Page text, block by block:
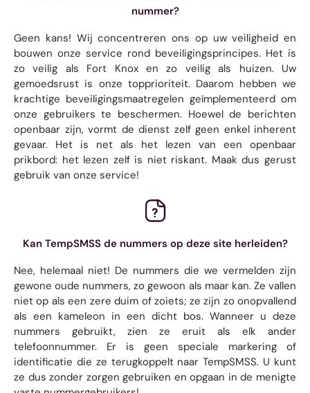
nummer?
Geen kans! Wij concentreren ons op uw veiligheid en
bouwen onze service rond beveiligingsprincipes. Het is
zo veilig als Fort Knox en zo veilig als huizen. Uw
gemoedsrust is onze topprioriteit. Daarom hebben we
krachtige beveiligingsmaatregelen geïmplementeerd om
onze gebruikers te beschermen. Hoewel de berichten
openbaar zijn, vormt de dienst zelf geen enkel inherent
gevaar. Het is net als het lezen van een openbaar
prikbord: het lezen zelf is niet riskant. Maak dus gerust
gebruik van onze service!
Kan TempSMSS de nummers op deze site herleiden?
Nee, helemaal niet! De nummers die we vermelden zijn
gewone oude nummers, zo gewoon als maar kan. Ze vallen
niet op als een zere duim of zoiets; ze zijn zo onopvallend
als een kameleon in een dicht bos. Wanneer u deze
nummers gebruikt, zien ze eruit als elk ander
telefoonnummer. Er is geen speciale markering of
identificatie die ze terugkoppelt naar TempSMSS. U kunt
ze dus zonder zorgen gebruiken en opgaan in de menigte